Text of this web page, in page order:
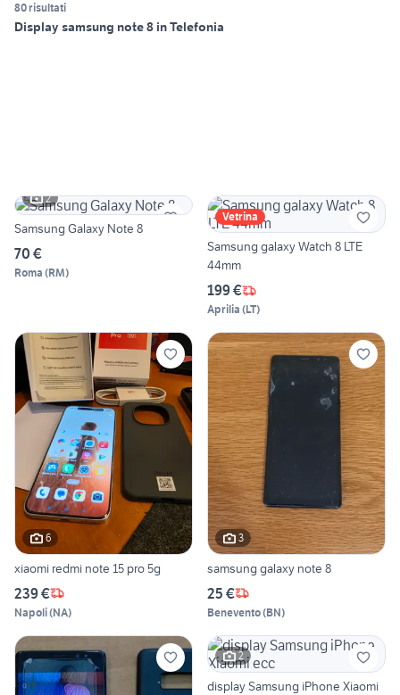
80 risultati
Display samsung note 8 in Telefonia
2
Samsung Galaxy Note 8
70 €
Roma (RM)
Vetrina
Samsung galaxy Watch 8 LTE
44mm
199 €
Aprilia (LT)
6
xiaomi redmi note 15 pro 5g
239 €
Napoli(NA)
3
samsung galaxy note 8
25 €
Benevento(BN)
2
display Samsung iPhone Xiaomi